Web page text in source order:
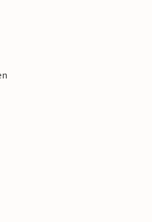
i Bergen och se kyrkoruinen
intressanta husen. Städerna
semesterhus med